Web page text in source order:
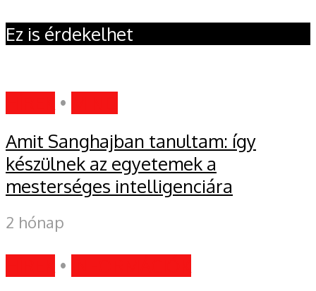
Ez is érdekelhet
•
Amit Sanghajban tanultam: így
készülnek az egyetemek a
mesterséges intelligenciára
2 hónap
•